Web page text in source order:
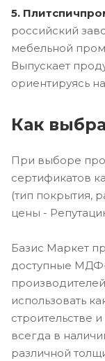
5.
российский
мебельной
Выпускает
ориентируясь
Как
При выборе
сертификатов
(тип покрытия,
цены -
Базис Маркет
доступные
использовать
строительстве
всегда в
различной